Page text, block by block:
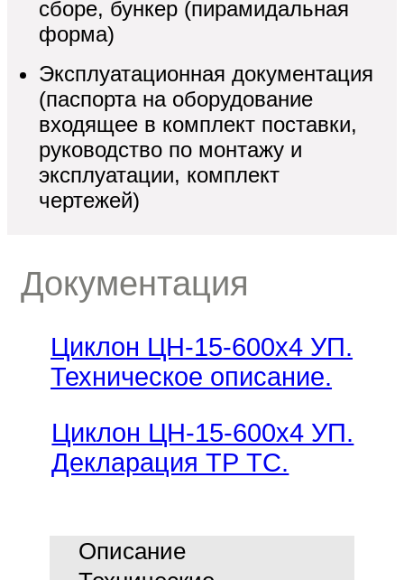
сборе, бункер (пирамидальная
форма)
Эксплуатационная документация
(паспорта на оборудование
входящее в комплект поставки,
руководство по монтажу и
эксплуатации, комплект
чертежей)
Документация
Циклон ЦН-15-600х4 УП.
Техническое описание.
Циклон ЦН-15-600х4 УП.
Декларация ТР ТС.
Описание